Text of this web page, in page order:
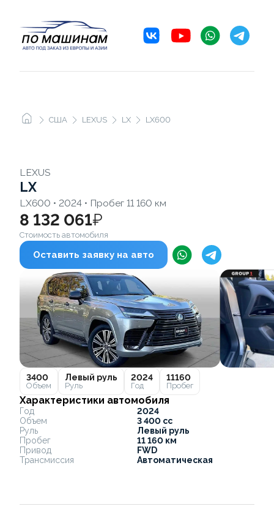
США LEXUS LX LX600
LEXUS
LX
LX600 • 2024 • Пробег 11 160 км
8 132 061₽
Стоимость автомобиля
Оставить заявку на авто
3400
Объем
Левый руль
Руль
2024
Год
11160
Пробег
Характеристики автомобиля
Год
2024
Объем
3 400 cc
Руль
Левый руль
Пробег
11 160 км
Привод
FWD
Трансмиссия
Автоматическая